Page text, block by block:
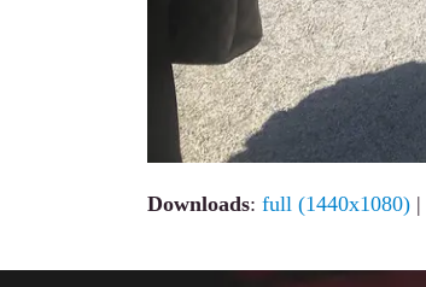
Downloads: full (1440x1080) |